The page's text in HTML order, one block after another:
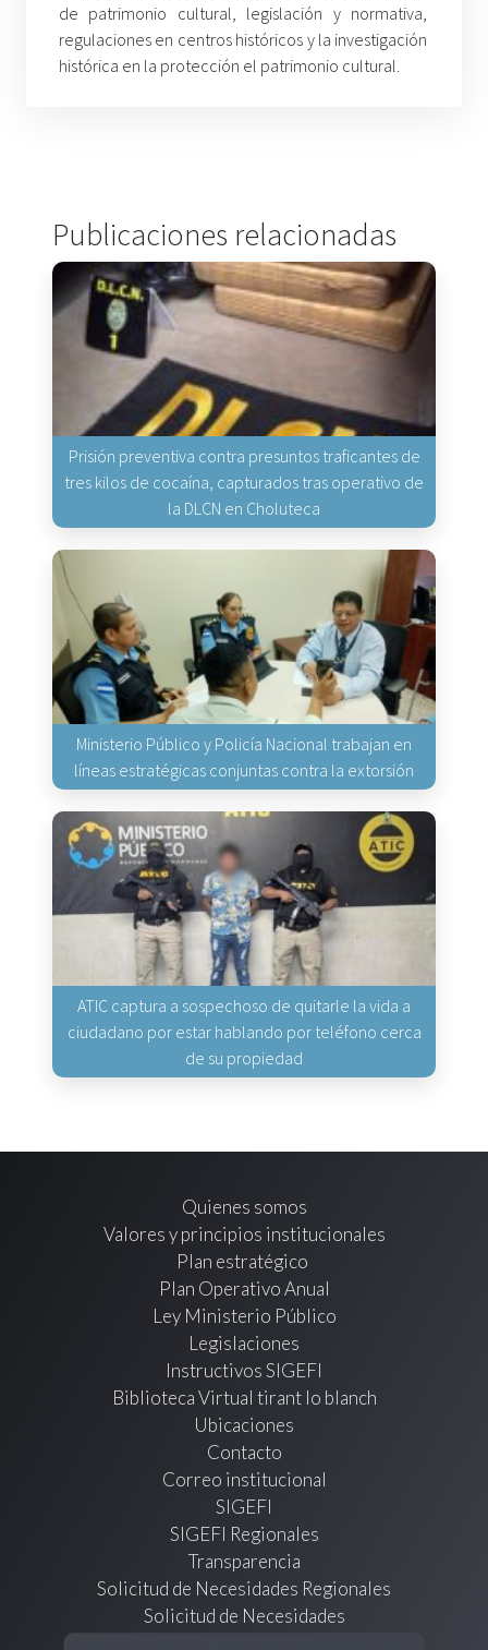
de patrimonio cultural, legislación y normativa,
regulaciones en centros históricos y la investigación
histórica en la protección el patrimonio cultural.
Publicaciones relacionadas
Prisión preventiva contra presuntos traficantes de
tres kilos de cocaína, capturados tras operativo de
la DLCN en Choluteca
Ministerio Público y Policía Nacional trabajan en
líneas estratégicas conjuntas contra la extorsión
ATIC captura a sospechoso de quitarle la vida a
ciudadano por estar hablando por teléfono cerca
de su propiedad
Quienes somos
Valores y principios institucionales
Plan estratégico
Plan Operativo Anual
Ley Ministerio Público
Legislaciones
Instructivos SIGEFI
Biblioteca Virtual tirant lo blanch
Ubicaciones
Contacto
Correo institucional
SIGEFI
SIGEFI Regionales
Transparencia
Solicitud de Necesidades Regionales
Solicitud de Necesidades